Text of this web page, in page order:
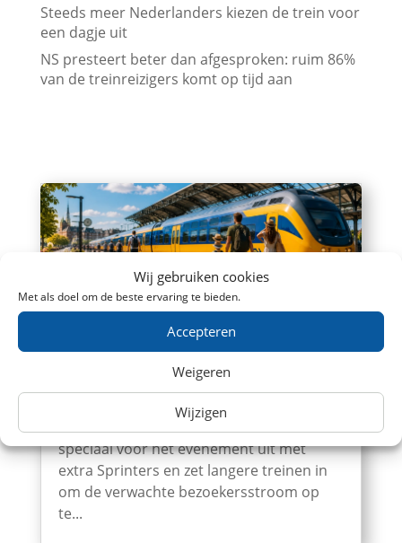
Wij gebruiken cookies
Met als doel om de beste ervaring te bieden.
Accepteren
Weigeren
Wijzigen
Steeds meer Nederlanders kiezen de trein voor
een dagje uit
NS presteert beter dan afgesproken: ruim 86%
van de treinreizigers komt op tijd aan
Brabantsedag Heeze 2026
Bezoekers van de 67e Brabantsedag in
Heeze kunnen op zondag 30 augustus
2026 rekenen op extra treinen en meer
zitplaatsen. NS breidt de dienstregeling
speciaal voor het evenement uit met
extra Sprinters en zet langere treinen in
om de verwachte bezoekersstroom op
te...